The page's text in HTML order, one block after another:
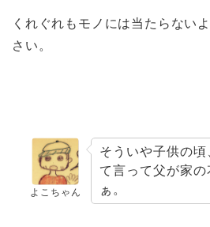
くれぐれもモノには当たらない
さい。
よこちゃん
そういや子供の
て言って父が家
ぁ。